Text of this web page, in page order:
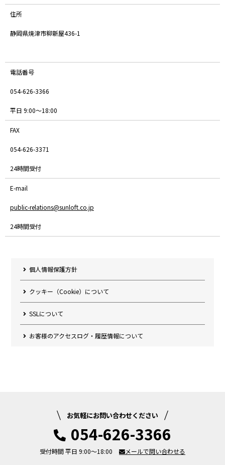
住所
静岡県焼津市柳新屋436-1
電話番号
054-626-3366
平日 9:00～18:00
FAX
054-626-3371
24時間受付
E-mail
public-relations@sunloft.co.jp
24時間受付
個人情報保護方針
クッキー（Cookie）について
SSLについて
お客様のアクセスログ・履歴情報について
お気軽にお問い合わせください
054-626-3366
受付時間 平日 9:00～18:00 メールで問い合わせる